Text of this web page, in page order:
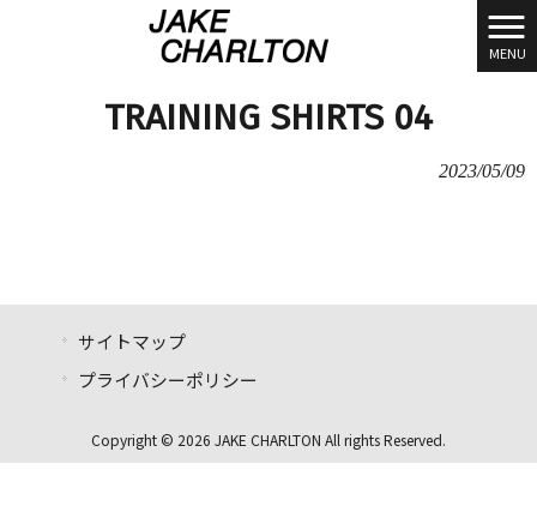
MENU
TRAINING SHIRTS 04
2023/05/09
サイトマップ
プライバシーポリシー
Copyright © 2026 JAKE CHARLTON All rights Reserved.